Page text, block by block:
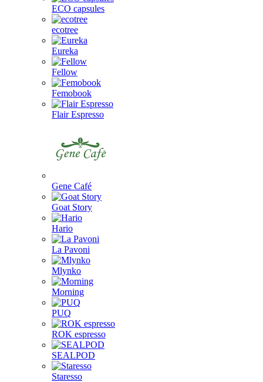
ECO capsules
ecotree
Eureka
Fellow
Femobook
Flair Espresso
Gene Café
Goat Story
Hario
La Pavoni
Mlynko
Morning
PUQ
ROK espresso
SEALPOD
Staresso